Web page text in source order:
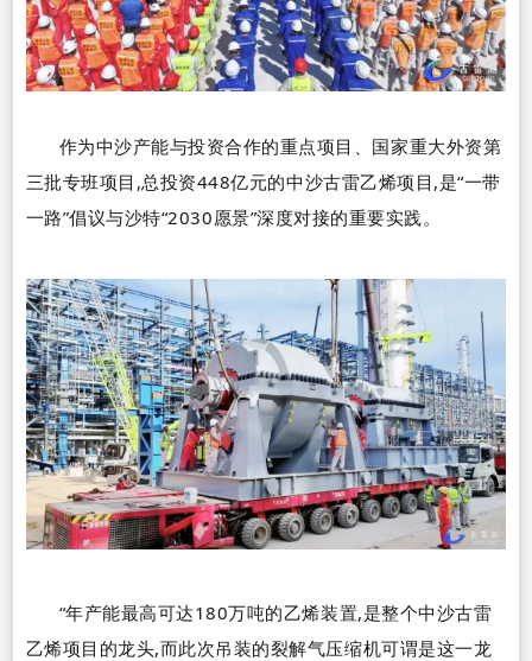
作为中沙产能与投资合作的重点项目、国家重大外资第
三批专班项目,总投资448亿元的中沙古雷乙烯项目,是“一带
一路”倡议与沙特“2030愿景”深度对接的重要实践。
“年产能最高可达180万吨的乙烯装置,是整个中沙古雷
乙烯项目的龙头,而此次吊装的裂解气压缩机可谓是这一龙